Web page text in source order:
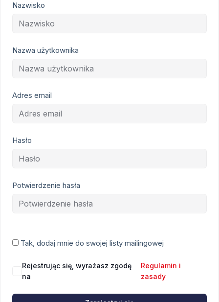
Nazwisko
Nazwa użytkownika
Adres email
Hasło
Potwierdzenie hasła
Tak, dodaj mnie do swojej listy mailingowej
Rejestrując się, wyrażasz zgodę
na
Regulamin i
zasady